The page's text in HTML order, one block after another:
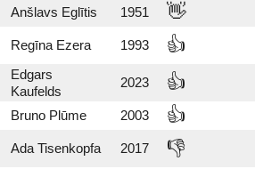
Anšlavs Eglītis 1951 👋
Regīna Ezera 1993 👍
Edgars
Kaufelds
2023 👍
Bruno Plūme 2003 👍
Ada Tisenkopfa 2017 👎